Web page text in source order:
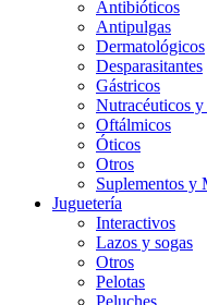
Antibióticos
Antipulgas
Dermatológicos
Desparasitantes
Gástricos
Nutracéuticos
Oftálmicos
Óticos
Otros
Suplementos y
Juguetería
Interactivos
Lazos y sogas
Otros
Pelotas
Peluches